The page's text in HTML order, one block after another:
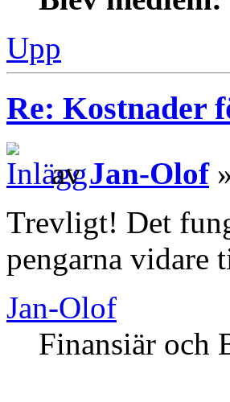
Upp
Re: Kostnader
avJan-Olof
Trevligt! Det
pengarna vidare
Jan-Olof
Finansiär och